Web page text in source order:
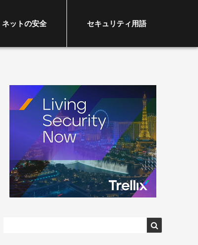
ネットの安全 セキュリティ用語